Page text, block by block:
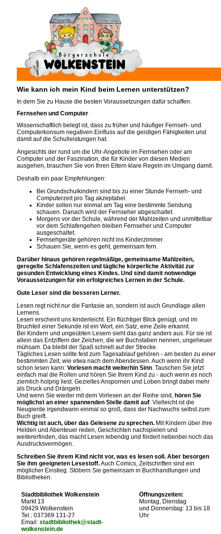
Wie kann ich mein Kind beim Lernen unterstützen?
In dem Sie zu Hause die besten Voraussetzungen dafür schaffen.
Fernsehen und Computer
Wissenschaftlich belegt ist, dass zu früher und häufiger Fernseh- und
Computerkonsum negativen Einfluss auf die geistigen Fähigkeiten und
damit auf die Schulleistungen hat.
Angesichts der rund um die Uhr-Angebote im Fernsehen oder am
Computer und der Faszination, die für Kinder von diesen Medien
ausgehen, brauchen Sie von Ihren Eltern klare Regeln im Umgang damit.
Deshalb ein paar Empfehlungen:
Bei Grundschulkindern sind bis zu einer Stunde Fernseh- und
Computerzeit pro Tag akzeptabel.
Kinder sollen nur einmal am Tag eine bestimmte Sendung
schauen. Danach wird der Fernseher abgeschaltet.
Morgens vor der Schule, während der Mahlzeiten und unmittelbar
vor dem Schlafengehen bleiben Fernseher und Computer
ausgeschaltet.
Fernsehgeräte gehören nicht ins Kinderzimmer.
Schauen Sie, wenn es geht, gemeinsam fern.
Darüber hinaus gehören regelmäßige, gemeinsame Mahlzeiten,
geregelte Schlafenszeiten und tägliche körperliche Aktivität zur
gesunden Entwicklung eines Kindes. Und sind damit notwendige
Voraussetzungen für ein erfolgreiches Lernen in der Schule.
Gute Leser sind die besseren Lerner.
Lesen regt nicht nur die Fantasie an, sondern ist auch Grundlage allen
Lernens.
Lesen erscheint uns kinderleicht. Ein flüchtiger Blick genügt, und im
Bruchteil einer Sekunde ist ein Wort, ein Satz, eine Zeile erkannt.
Bei Kindern und ungeübten Lesern sieht das ganz anders aus. Für sie ist
allein das Entziffern der Zeichen, die wir Buchstaben nennen, ungeheuer
mühsam. Da bleibt der Spaß schnell auf der Strecke.
Tägliches Lesen sollte fest zum Tagesablauf gehören - am besten zu einer
bestimmten Zeit, wie etwa nach dem Abendessen. Auch wenn ihr Kind
schon lesen kann: Vorlesen macht weiterhin Sinn . Tauschen Sie jetzt
einfach mal die Rollen und hören Sie Ihrem Kind zu - auch wenn es noch
ziemlich holprig liest. Gezieltes Anspornen und Loben bringt dabei mehr
als Druck und Drängeln.
Und wenn Sie wieder mit dem Vorlesen an der Reihe sind, hören Sie
möglichst an einer spannenden Stelle damit auf . Vielleicht ist die
Neugierde irgendwann einmal so groß, dass der Nachwuchs selbst zum
Buch greift.
Wichtig ist auch, über das Gelesene zu sprechen. Mit Kindern über ihre
Helden und Abenteuer reden, Geschichten nachspielen und
weitererfinden, das macht Lesen lebendig und fördert nebenbei noch das
Ausdrucksvermögen.
Schreiben Sie ihrem Kind nicht vor, was es lesen soll. Aber besorgen
Sie ihm geeigneten Lesestoff.Auch Comics, Zeitschriften sind ein
möglicher Einstieg. Stöbern Sie gemeinsam in Buchhandlungen und
Bibliotheken.
Stadtbibliothek Wolkenstein
Markt 13
09429 Wolkenstein
Tel.: 037369 131-27
Email: stadtbibliothek@stadt-
wolkenstein.de
Öffnungszeiten:
Montag, Dienstag
und Donnerstag: 13 bis 18
Uhr